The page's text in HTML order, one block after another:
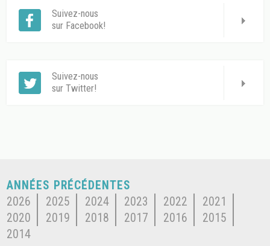
Suivez-nous
sur Facebook!
Suivez-nous
sur Twitter!
ANNÉES PRÉCÉDENTES
2026
2025 2024 2023 2022
2021
2020
2019 2018 2017 2016
2015
2014